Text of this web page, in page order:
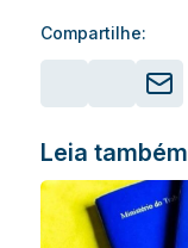
Compartilhe:
Leia também